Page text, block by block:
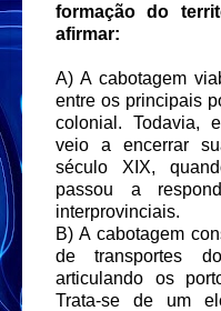
formação do
afirmar:
A) A cabotagem
entre os principais
colonial. Todavia,
veio a encerrar
século XIX,
passou a
interprovinciais.
B) A cabotagem
de transportes
articulando os
Trata-se de um